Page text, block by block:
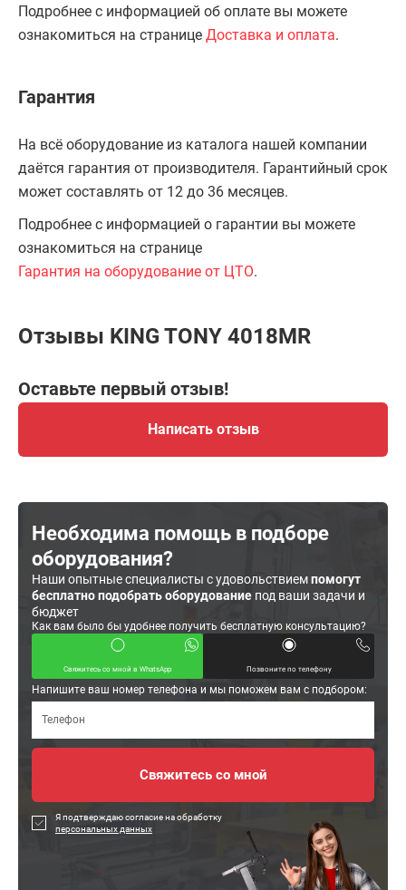
Подробнее с информацией об оплате вы можете
ознакомиться на странице Доставка и оплата.
Гарантия
На всё оборудование из каталога нашей компании
даётся гарантия от производителя. Гарантийный срок
может составлять от 12 до 36 месяцев.
Подробнее с информацией о гарантии вы можете
ознакомиться на странице
Гарантия на оборудование от ЦТО.
Отзывы KING TONY 4018MR
Оставьте первый отзыв!
Написать отзыв
Необходима помощь в подборе
оборудования?
Наши опытные специалисты с удовольствиемпомогут
бесплатно подобрать оборудование под ваши задачи и
бюджет
Как вам было бы удобнее получить бесплатную консультацию?
Свяжитесь со мной в WhatsApp Позвоните по телефону
Напишите ваш номер телефона и мы поможем вам с подбором:
Я подтверждаю согласие на обработку
персональных данных